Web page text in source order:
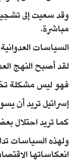
وقد سعيت إلى
مباشرة.
السياسات العدوانية
لقد أصبح النهج
فهو ليس مشكلة
إسرائيل تريد أن
كما تريد احتلال
ولهذه السياسات
انعكاساتها